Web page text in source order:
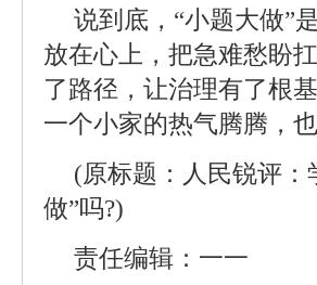
说到底，“小题大做”
放在心上，把急难愁盼
了路径，让治理有了根
一个小家的热气腾腾，
(原标题：人民锐评：
做”吗?)
责任编辑：一一